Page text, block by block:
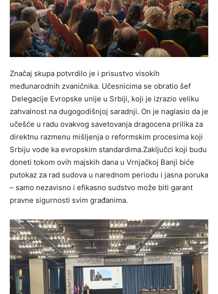
Značaj skupa potvrdilo je i prisustvo visokih
međunarodnih zvaničnika. Učesnicima se obratio šef
Delegacije Evropske unije u Srbiji, koji je izrazio veliku
zahvalnost na dugogodišnjoj saradnji. On je naglasio da je
učešće u radu ovakvog savetovanja dragocena prilika za
direktnu razmenu mišljenja o reformskim procesima koji
Srbiju vode ka evropskim standardima.Zaključci koji budu
doneti tokom ovih majskih dana u Vrnjačkoj Banji biće
putokaz za rad sudova u narednom periodu i jasna poruka
– samo nezavisno i efikasno sudstvo može biti garant
pravne sigurnosti svim građanima.